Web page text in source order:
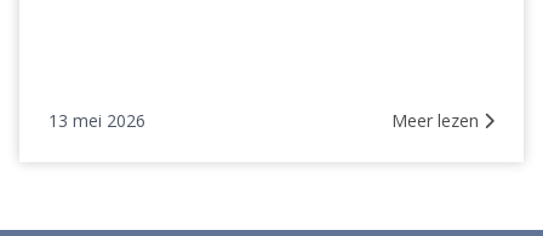
13 mei 2026 Meer lezen